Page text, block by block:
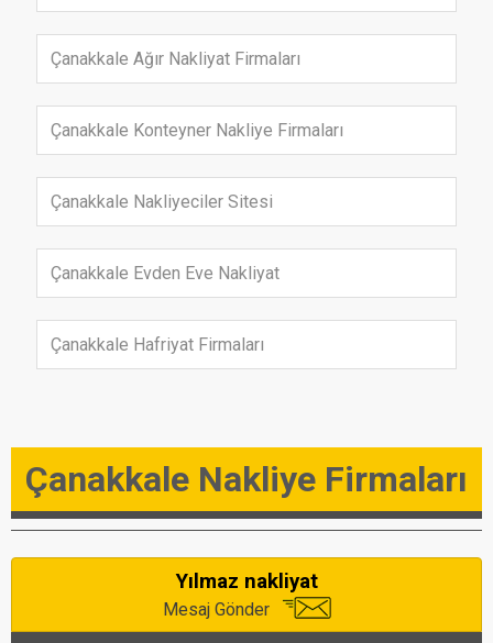
Çanakkale Ağır Nakliyat Firmaları
Çanakkale Konteyner Nakliye Firmaları
Çanakkale Nakliyeciler Sitesi
Çanakkale Evden Eve Nakliyat
Çanakkale Hafriyat Firmaları
Çanakkale Nakliye Firmaları
Yılmaz nakliyat
Mesaj Gönder